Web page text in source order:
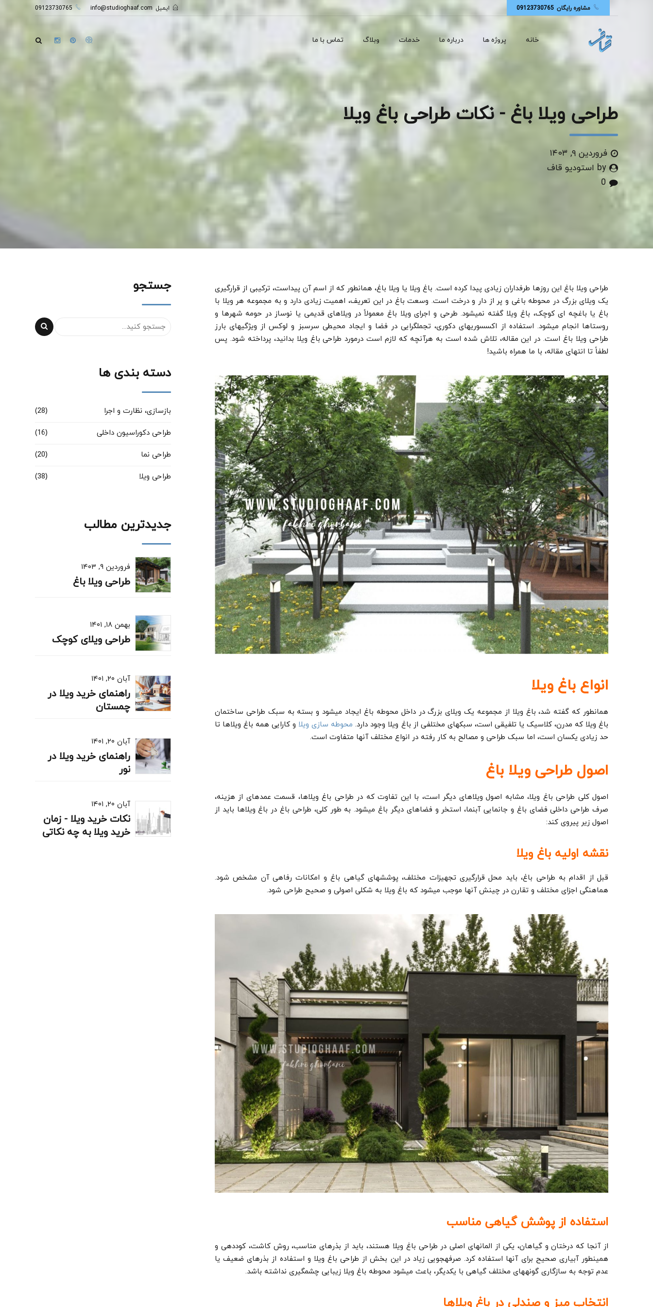
مشاوره رایگان 09123730765 ایمیل info@studioghaaf.com
09123730765
خانه پروژه ها درباره ما خدمات وبلاگ تماس با ما
طراحی ویلا باغ - نکات طراحی باغ ویلا
فروردین ۹, ۱۴۰۳
by استودیو قاف
0
طراحی ویلا باغ این روزها طرفداران زیادی پیدا کرده است. باغ ویلا یا ویلا باغ، همانطور که از اسم آن پیداست، ترکیبی از قرارگیری
یک ویلای بزرگ در محوطه باغی و پر از دار و درخت است. وسعت باغ در این تعریف، اهمیت زیادی دارد و به مجموعه هر ویلا با
باغ یا باغچه­ ای کوچک، باغ ویلا گفته نمی­شود. طرحی و اجرای ویلا باغ معمولاً در ویلاهای قدیمی یا نوساز در حومه­ شهرها و
روستاها انجام می­شود. استفاده از اکسسوری­های دکوری، تجمل­گرایی در فضا و ایجاد محیطی سرسبز و لوکس از ویژگی­های بارز
طراحی ویلا باغ است. در این مقاله، تلاش شده­ است به هرآنچه که لازم است درمورد طراحی باغ ویلا بدانید، پرداخته شود. پس
لطفاً تا انتهای مقاله، با ما همراه باشید!
انواع باغ ویلا
همانطور که گفته شد، باغ ویلا از مجموعه یک ویلای بزرگ در داخل محوطه باغ ایجاد می­­شود و بسته به سبک طراحی ساختمان
باغ ویلا که مدرن، کلاسیک یا تلفیقی است، سبک­های مختلفی از باغ ویلا وجود دارد. محوطه سازی ویلا و کارایی همه باغ ویلاها تا
حد زیادی یکسان است، اما سبک طراحی و مصالح به کار رفته در انواع مختلف آن­ها متفاوت است.
اصول طراحی ویلا باغ
اصول کلی طراحی باغ ویلا، مشابه اصول ویلاهای دیگر است، با این تفاوت که در طراحی باغ ویلاها، قسمت عمده­ای از هزینه،
صرف طراحی داخلی فضای باغ و جانمایی آبنما، استخر و فضاهای دیگر باغ می­شود. به طور کلی، طراحی باغ در باغ ویلاها باید از
اصول زیر پیروی کند:
نقشه اولیه باغ ویلا
قبل از اقدام به طراحی باغ، باید محل قرارگیری تجهیزات مختلف، پوشش­های گیاهی باغ و امکانات رفاهی آن مشخص شود.
هماهنگی اجزای مختلف و تقارن در چینش آن­ها موجب می­شود که باغ ویلا به شکلی اصولی و صحیح طراحی شود.
استفاده از پوشش گیاهی مناسب
از آنجا که درختان و گیاهان، یکی از المان­های اصلی در طراحی باغ ویلا هستند، باید از بذرهای مناسب، روش کاشت، کوددهی و
همینطور آبیاری صحیح برای آن­ها استفاده کرد. صرفه­جویی زیاد در این بخش از طراحی باغ ویلا و استفاده از بذرهای ضعیف یا
عدم توجه به سازگاری گونه­های مختلف گیاهی با یکدیگر، باعث می­شود محوطه باغ ویلا زیبایی چشم­گیری نداشته باشد.
انتخاب میز و صندلی در باغ ویلاها
جستجو
دسته بندی ها
بازسازی، نظارت و اجرا (28)
طراحی دکوراسیون داخلی (16)
طراحی نما (20)
طراحی ویلا (38)
جدیدترین مطالب
فروردین ۹, ۱۴۰۳
طراحی ویلا باغ
بهمن ۱۸, ۱۴۰۱
طراحی ویلای کوچک
آبان ۲۰, ۱۴۰۱
راهنمای خرید ویلا در
چمستان
آبان ۲۰, ۱۴۰۱
راهنمای خرید ویلا در
نور
آبان ۲۰, ۱۴۰۱
نکات خرید ویلا - زمان
خرید ویلا به چه نکاتی